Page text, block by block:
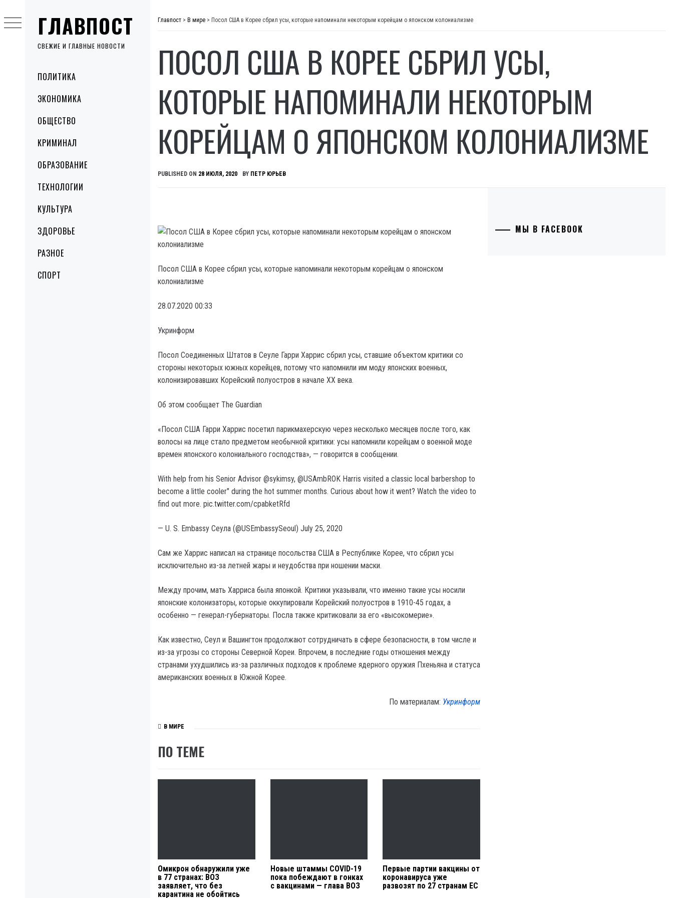
ГЛАВПОСТ
СВЕЖИЕ И ГЛАВНЫЕ НОВОСТИ
MenuПОЛИТИКА
ЭКОНОМИКА
ОБЩЕСТВО
КРИМИНАЛ
ОБРАЗОВАНИЕ
ТЕХНОЛОГИИ
КУЛЬТУРА
ЗДОРОВЬЕ
РАЗНОЕ
СПОРТ
to
content
Главпост > В мире > Посол США в Корее сбрил усы, которые напоминали некоторым корейцам о японском колониализме
ПОСОЛ США В КОРЕЕ СБРИЛ УСЫ,
КОТОРЫЕ НАПОМИНАЛИ НЕКОТОРЫМ
КОРЕЙЦАМ О ЯПОНСКОМ КОЛОНИАЛИЗМЕ
PUBLISHED ON 28 ИЮЛЯ, 2020 BY ПЕТР ЮРЬЕВ
Посол США в Корее сбрил усы, которые напоминали некоторым корейцам о японском
колониализме
28.07.2020 00:33
Укринформ
Посол Соединенных Штатов в Сеуле Гарри Харрис сбрил усы, ставшие объектом критики со
стороны некоторых южных корейцев, потому что напомнили им моду японских военных,
колонизировавших Корейский полуостров в начале ХХ века.
Об этом сообщает The Guardian
«Посол США Гарри Харрис посетил парикмахерскую через несколько месяцев после того, как
волосы на лице стало предметом необычной критики: усы напомнили корейцам о военной моде
времен японского колониального господства», — говорится в сообщении.
With help from his Senior Advisor @sykimsy, @USAmbROK Harris visited a classic local barbershop to
become a little cooler" during the hot summer months. Curious about how it went? Watch the video to
find out more. pic.twitter.com/cpabketRfd
— U. S. Embassy Сеула (@USEmbassySeoul) July 25, 2020
Сам же Харрис написал на странице посольства США в Республике Корее, что сбрил усы
исключительно из-за летней жары и неудобства при ношении маски.
Между прочим, мать Харриса была японкой. Критики указывали, что именно такие усы носили
японские колонизаторы, которые оккупировали Корейский полуостров в 1910-45 годах, а
особенно — генерал-губернаторы. Посла также критиковали за его «высокомерие».
Как известно, Сеул и Вашингтон продолжают сотрудничать в сфере безопасности, в том числе и
из-за угрозы со стороны Северной Кореи. Впрочем, в последние годы отношения между
странами ухудшились из-за различных подходов к проблеме ядерного оружия Пхеньяна и статуса
американских военных в Южной Корее.
По материалам: Укринформ
В МИРЕ
ПО ТЕМЕ
Омикрон обнаружили уже
в 77 странах: ВОЗ
заявляет, что без
карантина не обойтись
Новые штаммы COVID-19
пока побеждают в гонках
с вакцинами — глава ВОЗ
Первые партии вакцины от
коронавируса уже
развозят по 27 странам ЕС
МЫ В FACEBOOK